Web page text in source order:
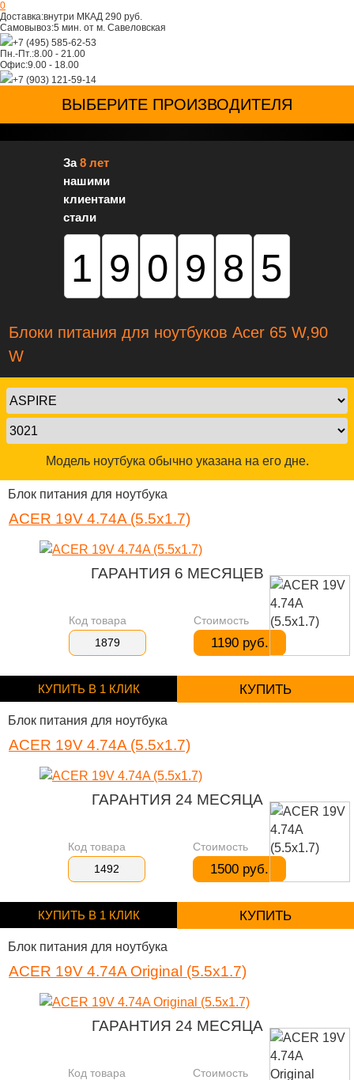
0
Доставка:внутри МКАД 290 руб.
Самовывоз:5 мин. от м. Савеловская
+7 (495) 585-62-53
Пн.-Пт.:8.00 - 21.00
Офис:9.00 - 18.00
+7 (903) 121-59-14
ВЫБЕРИТЕ ПРОИЗВОДИТЕЛЯ
За8 лет
нашими
клиентами
стали
190985
Блоки питания для ноутбуков Acer 65 W,90
W
Модель ноутбука обычно указана на его дне.
Блок питания для ноутбука
ACER 19V 4.74A (5.5x1.7)
ГАРАНТИЯ 6 МЕСЯЦЕВ
Код товара
1879
Стоимость
1190 руб.
КУПИТЬ В 1 КЛИК КУПИТЬ
Блок питания для ноутбука
ACER 19V 4.74A (5.5x1.7)
ГАРАНТИЯ 24 МЕСЯЦА
Код товара
1492
Стоимость
1500 руб.
КУПИТЬ В 1 КЛИК КУПИТЬ
Блок питания для ноутбука
ACER 19V 4.74A Original (5.5x1.7)
ГАРАНТИЯ 24 МЕСЯЦА
Код товара
Стоимость